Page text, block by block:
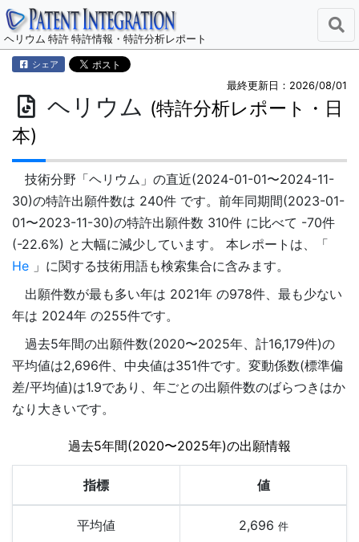
ヘリウム 特許 特許情報・特許分析レポート
シェア
最終更新日：2026/08/01
ヘリウム (特許分析レポート・日
本)
技術分野「ヘリウム」の直近(2024-01-01〜2024-11-
30)の特許出願件数は 240件 です。前年同期間(2023-01-
01〜2023-11-30)の特許出願件数 310件 に比べて -70件
(-22.6%) と大幅に減少しています。 本レポートは、「
He 」に関する技術用語も検索集合に含みます。
出願件数が最も多い年は 2021年 の978件、最も少ない
年は 2024年 の255件です。
過去5年間の出願件数(2020〜2025年、計16,179件)の
平均値は2,696件、中央値は351件です。変動係数(標準偏
差/平均値)は1.9であり、年ごとの出願件数のばらつきはか
なり大きいです。
過去5年間(2020〜2025年)の出願情報
指標 値
平均値 2,696 件